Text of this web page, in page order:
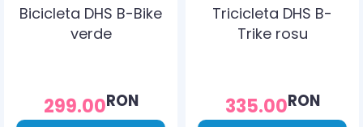
Bicicleta DHS B-Bike
verde
299.00RON
Tricicleta DHS B-
Trike rosu
335.00RON